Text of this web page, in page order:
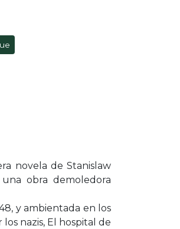
novela de Stanislaw
obra demoledora
y ambientada en los
nazis, El hospital de